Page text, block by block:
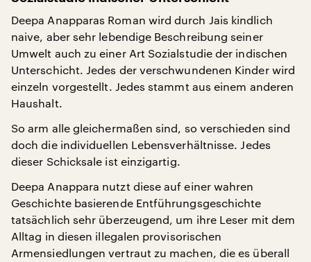
Deepa Anapparas Roman wird durch Jais kindlich
naive, aber sehr lebendige Beschreibung seiner
Umwelt auch zu einer Art Sozialstudie der indischen
Unterschicht. Jedes der verschwundenen Kinder wird
einzeln vorgestellt. Jedes stammt aus einem anderen
Haushalt.
So arm alle gleichermaßen sind, so verschieden sind
doch die individuellen Lebensverhältnisse. Jedes
dieser Schicksale ist einzigartig.
Deepa Anappara nutzt diese auf einer wahren
Geschichte basierende Entführungsgeschichte
tatsächlich sehr überzeugend, um ihre Leser mit dem
Alltag in diesen illegalen provisorischen
Armensiedlungen vertraut zu machen, die es überall